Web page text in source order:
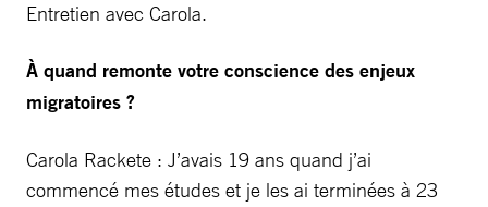
Entretien avec Carola.
À quand remonte votre conscience des enjeux
migratoires ?
Carola Rackete : J’avais 19 ans quand j’ai
commencé mes études et je les ai terminées à 23